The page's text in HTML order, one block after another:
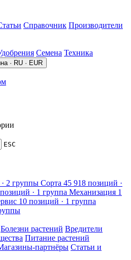
Справочник Производители
Семена Техника
· RU · EUR
ESC
2 группы Сорта 45 918 позиций ·
· 1 группа Механизация 1
10 позиций · 1 группа
Болезни растений Вредители
Питание растений
партнёры Статьи и